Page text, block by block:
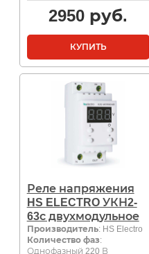
2950 руб.
КУПИТЬ
Реле напряжения
HS ELECTRO УКН2-
63с двухмодульное
Производитель: HS Electro
Количество фаз:
Однофазный 220 В